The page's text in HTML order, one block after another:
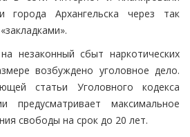
города Архангельска через так
незаконный сбыт наркотических
возбуждено уголовное дело.
статьи Уголовного кодекса
предусматривает максимальное
свободы на срок до 20 лет.